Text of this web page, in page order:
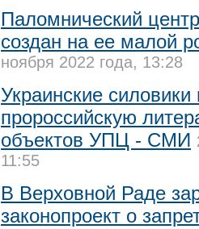
Паломнический
создан на ее малой
ноября 2022 года, 13:28
Украинские
пророссийскую
объектов УПЦ - СМИ
11:55
В Верховной Раде
законопроект о